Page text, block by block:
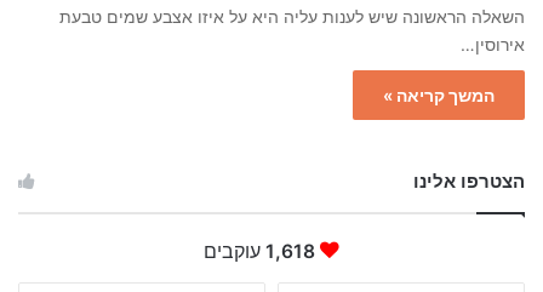
השאלה הראשונה שיש לענות עליה היא על איזו אצבע שמים טבעת
אירוסין…
המשך קריאה »
הצטרפו אלינו
1,618 עוקבים